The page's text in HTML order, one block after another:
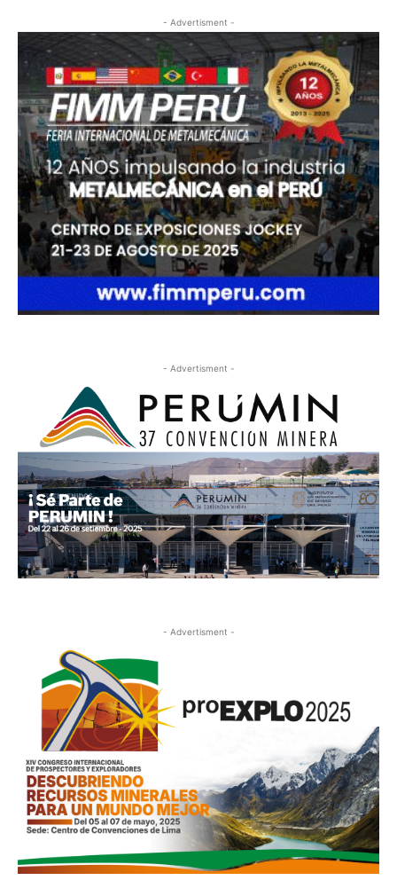
- Advertisment -
- Advertisment -
- Advertisment -